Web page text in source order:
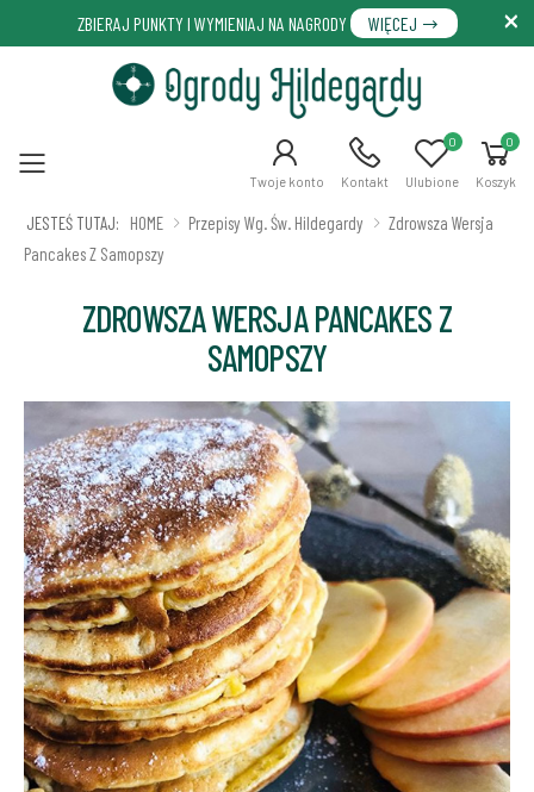
ZBIERAJ PUNKTY I WYMIENIAJ NA NAGRODY WIĘCEJ
Menu Twoje konto Kontakt Ulubione
0 0
Koszyk
JESTEŚ TUTAJ: HOME Przepisy Wg. Św. Hildegardy
Zdrowsza Wersja
Pancakes Z Samopszy
ZDROWSZA WERSJA PANCAKES Z
SAMOPSZY